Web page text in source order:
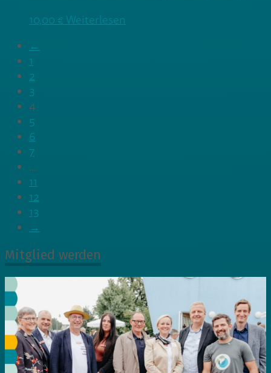
10,00 € Weiterlesen
←
1
2
3
4
5
6
7
…
11
12
13
→
Mitglied werden